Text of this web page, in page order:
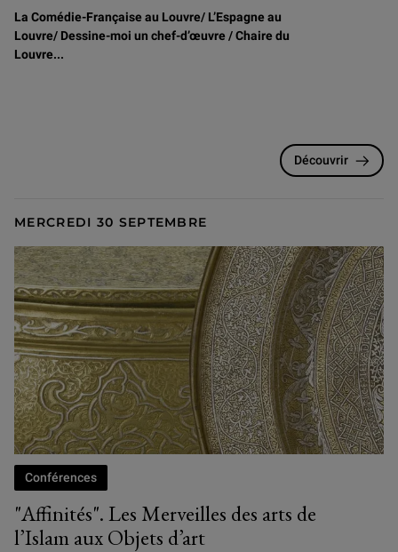
La Comédie-Française au Louvre/ L’Espagne au
Louvre/ Dessine-moi un chef-d’œuvre / Chaire du
Louvre...
Découvrir
MERCREDI 30 SEPTEMBRE
"Affinités". Les Merveilles des arts de
l’Islam aux Objets d’art
Conférences